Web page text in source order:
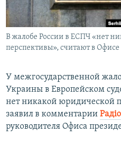
КРЫМ.НЕПОКОРЕННЫЙ
ELIFBE
УКРАИНСКАЯ ПРОБЛЕМА КРЫМА
Все сайты RFE/RL
В жалобе России в ЕСПЧ «нет
перспективы», считают в Офисе
У межгосударственной
Украины в Европейском
нет никакой юридической
заявил в комментарии
руководителя Офиса